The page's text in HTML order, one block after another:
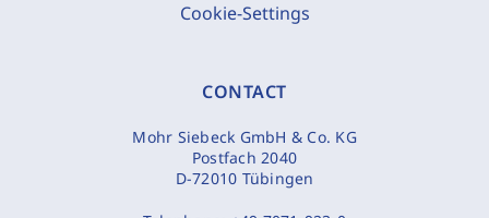
Cookie-Settings
CONTACT
Mohr Siebeck GmbH & Co. KG
Postfach 2040
D-72010 Tübingen